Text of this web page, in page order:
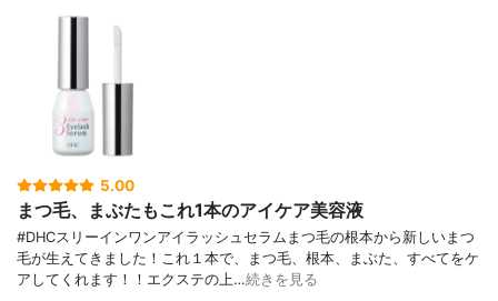
5.00
まつ毛、まぶたもこれ1本のアイケア美容液
#DHCスリーインワンアイラッシュセラムまつ毛の根本から新しいまつ
毛が生えてきました！これ１本で、まつ毛、根本、まぶた、すべてをケ
アしてくれます！！エクステの上…続きを見る